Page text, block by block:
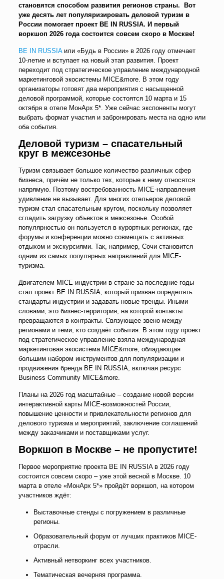
становятся способом развития регионов страны. Вот
уже десять лет популяризировать деловой туризм в
России помогает проект BE IN RUSSIA. И первый
воркшоп 2026 года состоится совсем скоро в Москве!
BE IN RUSSIAили «Будь в России» в 2026 году отмечает
10-летие и вступает на новый этап развития. Проект
переходит под стратегическое управление международной
маркетинговой экосистемы MICE&more. В этом году
организаторы готовят два мероприятия с насыщенной
деловой программой, которые состоятся 10 марта и 15
октября в отеле МонАрх 5*. Уже сейчас экспоненты могут
выбрать формат участия и забронировать места на одно или
оба события.
Деловой туризм – спасательный
круг в межсезонье
Туризм связывает большое количество различных сфер
бизнеса, причём не только тех, которые к нему относятся
напрямую. Поэтому востребованность MICE-направления
удивление не вызывает. Для многих отельеров деловой
туризм стал спасательным кругом, поскольку позволяет
сгладить загрузку объектов в межсезонье. Особой
популярностью он пользуется в курортных регионах, где
форумы и конференции можно совмещать с активных
отдыхом и экскурсиями. Так, например, Сочи становится
одним из самых популярных направлений для MICE-
туризма.
Двигателем MICE-индустрии в стране за последние годы
стал проект BE IN RUSSIA, который призван определять
стандарты индустрии и задавать новые тренды. Иными
словами, это бизнес-территория, на которой контакты
превращаются в контракты. Связующее звено между
регионами и теми, кто создаёт события. В этом году проект
под стратегическое управление взяла международная
маркетинговая экосистема MICE&more, обладающая
большим набором инструментов для популяризации и
продвижения бренда BE IN RUSSIA, включая ресурс
Business Community MICE&more.
Планы на 2026 год масштабные – создание новой версии
интерактивной карты MICE-возможностей России,
повышение ценности и привлекательности регионов для
делового туризма и мероприятий, заключение соглашений
между заказчиками и поставщиками услуг.
Воркшоп в Москве – не пропустите!
Первое мероприятие проекта BE IN RUSSIA в 2026 году
состоится совсем скоро – уже этой весной в Москве. 10
марта в отеле «МонАрх 5*» пройдёт воркшоп, на котором
участников ждёт:
Выставочные стенды с погружением в различные
регионы.
Образовательный форум от лучших практиков MICE-
отрасли.
Активный нетворкинг всех участников.
Тематическая вечерняя программа.